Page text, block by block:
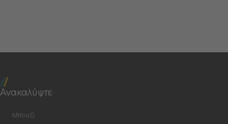
Ανακαλύψτε
Μπουζί